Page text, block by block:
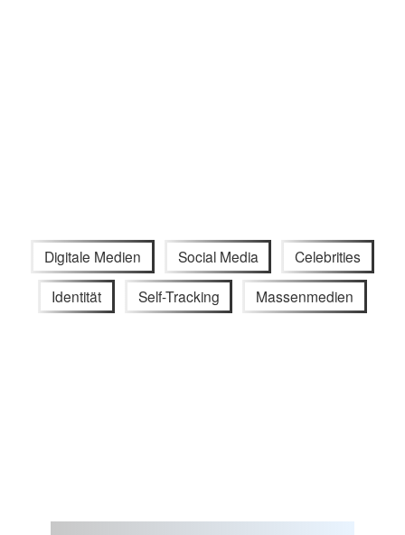
Digitale Medien Social Media Celebrities
Identität Self-Tracking Massenmedien